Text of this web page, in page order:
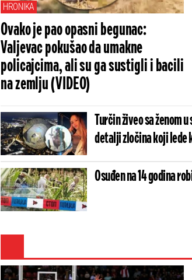
HRONIKA
Ovako je pao opasni begunac:
Valjevac pokušao da umakne
policajcima, ali su ga sustigli i bacili
na zemlju (VIDEO)
Turčin živeo sa ženom
detalji zločina koji lede
Osuđen na 14 godina